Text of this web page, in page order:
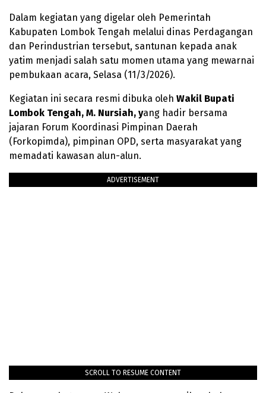
Dalam kegiatan yang digelar oleh Pemerintah
Kabupaten Lombok Tengah melalui dinas Perdagangan
dan Perindustrian tersebut, santunan kepada anak
yatim menjadi salah satu momen utama yang mewarnai
pembukaan acara, Selasa (11/3/2026).
Kegiatan ini secara resmi dibuka oleh Wakil Bupati
Lombok Tengah, M. Nursiah, yang hadir bersama
jajaran Forum Koordinasi Pimpinan Daerah
(Forkopimda), pimpinan OPD, serta masyarakat yang
memadati kawasan alun-alun.
ADVERTISEMENT
SCROLL TO RESUME CONTENT